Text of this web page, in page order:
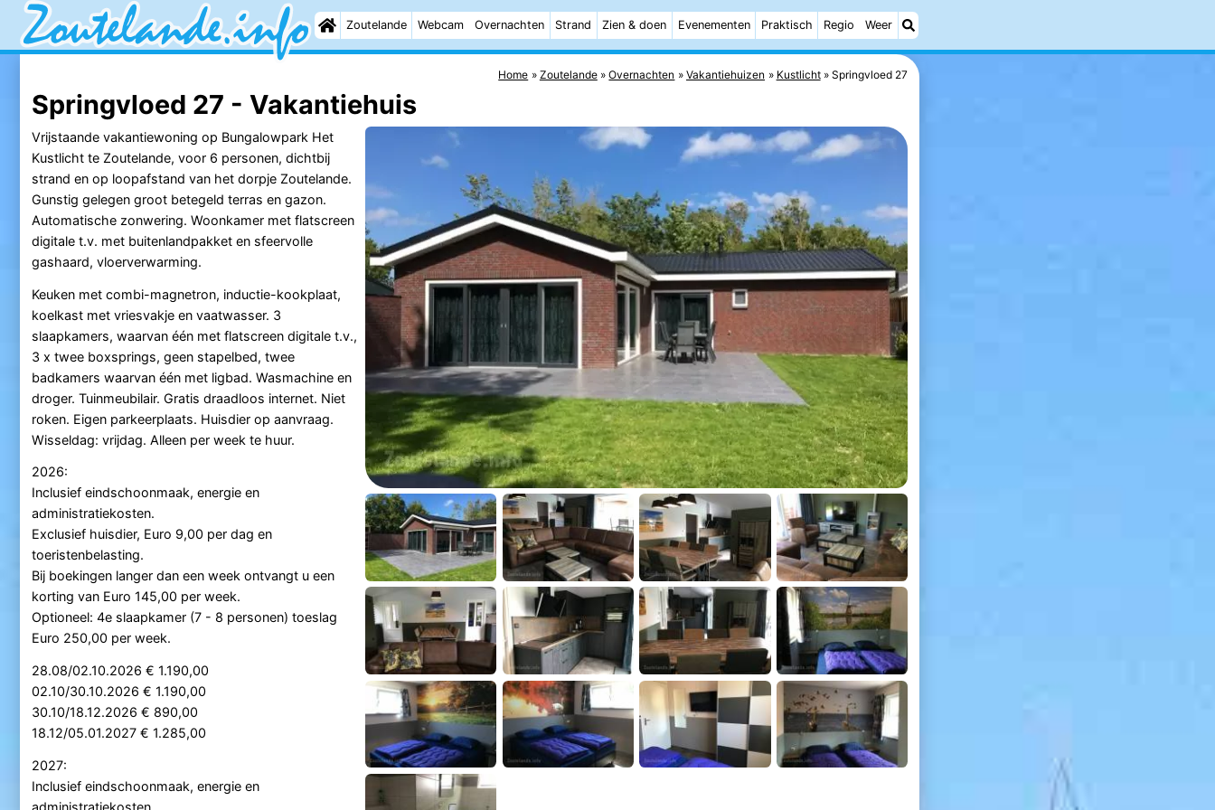
Zoutelande Webcam Overnachten Strand Zien & doen Evenementen Praktisch Regio Weer
Home Zoutelande Overnachten Vakantiehuizen Kustlicht Springvloed 27
Springvloed 27 - Vakantiehuis
Vrijstaande vakantiewoning op Bungalowpark Het
Kustlicht te Zoutelande, voor 6 personen, dichtbij
strand en op loopafstand van het dorpje Zoutelande.
Gunstig gelegen groot betegeld terras en gazon.
Automatische zonwering. Woonkamer met flatscreen
digitale t.v. met buitenlandpakket en sfeervolle
gashaard, vloerverwarming.
Keuken met combi-magnetron, inductie-kookplaat,
koelkast met vriesvakje en vaatwasser. 3
slaapkamers, waarvan één met flatscreen digitale t.v.,
3 x twee boxsprings, geen stapelbed, twee
badkamers waarvan één met ligbad. Wasmachine en
droger. Tuinmeubilair. Gratis draadloos internet. Niet
roken. Eigen parkeerplaats. Huisdier op aanvraag.
Wisseldag: vrijdag. Alleen per week te huur.
2026:
Inclusief eindschoonmaak, energie en
administratiekosten.
Exclusief huisdier, Euro 9,00 per dag en
toeristenbelasting.
Bij boekingen langer dan een week ontvangt u een
korting van Euro 145,00 per week.
Optioneel: 4e slaapkamer (7 - 8 personen) toeslag
Euro 250,00 per week.
28.08/02.10.2026 € 1.190,00
02.10/30.10.2026 € 1.190,00
30.10/18.12.2026 € 890,00
18.12/05.01.2027 € 1.285,00
2027:
Inclusief eindschoonmaak, energie en
administratiekosten.